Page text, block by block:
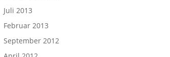
Juli 2013
Februar 2013
September 2012